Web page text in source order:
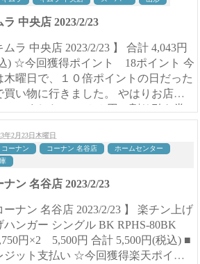
ラ 中央店 2023/2/23
ラ 中央店 2023/2/23 】 合計 4,043円
ポイント 今
木曜日で、１０倍ポイントの日だった
い物に行きました。 やはりお店は
した。 ５００円の割り引き券
らえましたが、５００円の割り引...
年2月23日木曜日
コーナン
コーナン 名谷店
ホームセンター
ナン 名谷店 2023/2/23
ーナン 名谷店 2023/2/23 】 楽チン上げ
ハンガー シングル BK RPHS-80BK
円×2 5,500円 合計 5,500円(税込) ■
ジット支払い ☆今回獲得楽天ポイン